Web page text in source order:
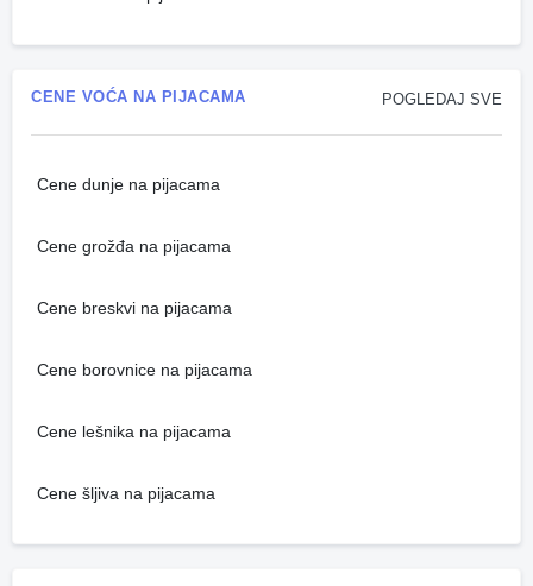
POGLEDAJ SVE
CENE VOĆA NA PIJACAMA
Cene dunje na pijacama
Cene grožđa na pijacama
Cene breskvi na pijacama
Cene borovnice na pijacama
Cene lešnika na pijacama
Cene šljiva na pijacama